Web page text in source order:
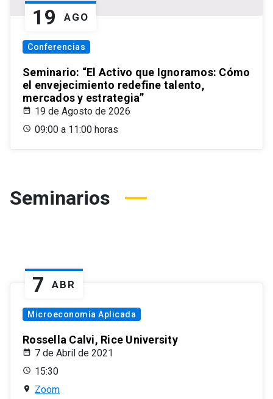
19 AGO
Conferencias
Seminario: “El Activo que Ignoramos: Cómo
el envejecimiento redefine talento,
mercados y estrategia”
19 de Agosto de 2026
09:00 a 11:00 horas
Seminarios
7 ABR
Microeconomía Aplicada
Rossella Calvi, Rice University
7 de Abril de 2021
15:30
Zoom